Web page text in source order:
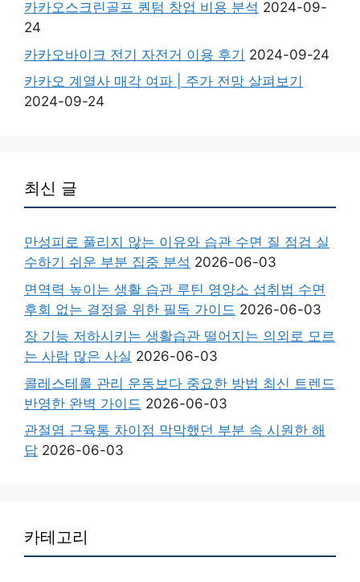
카카오스크린골프 퀀텀 창업 비용 분석 2024-09-
24
카카오바이크 전기 자전거 이용 후기 2024-09-24
카카오 계열사 매각 여파 | 주가 전망 살펴보기
2024-09-24
최신 글
만성피로 풀리지 않는 이유와 습관 수면 질 점검 실
수하기 쉬운 부분 집중 분석 2026-06-03
면역력 높이는 생활 습관 루틴 영양소 섭취법 수면
후회 없는 결정을 위한 필독 가이드 2026-06-03
장 기능 저하시키는 생활습관 떨어지는 의외로 모르
는 사람 많은 사실 2026-06-03
콜레스테롤 관리 운동보다 중요한 방법 최신 트렌드
반영한 완벽 가이드 2026-06-03
관절염 근육통 차이점 막막했던 부분 속 시원한 해
답 2026-06-03
카테고리